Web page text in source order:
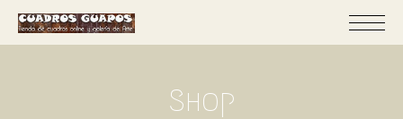
Shop